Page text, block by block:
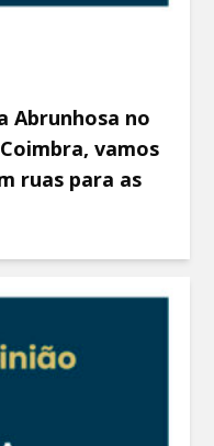
Abrunhosa no
vamos
ruas para as